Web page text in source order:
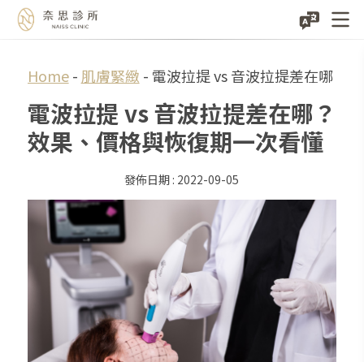
content
Home- 肌膚緊緻 - 電波拉提 vs 音波拉提差在哪？
電波拉提 vs 音波拉提差在哪？
效果、價格與恢復期一次看懂
2022-09-05